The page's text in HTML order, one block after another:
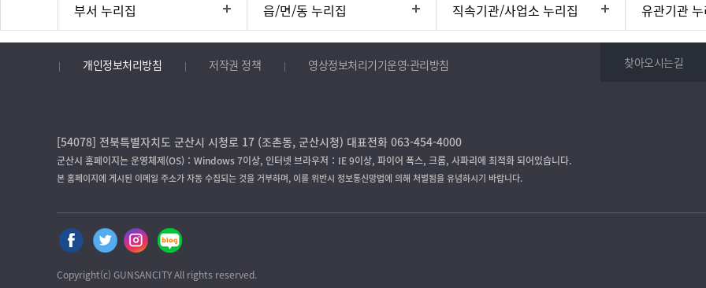
부서 누리집 읍/면/동 누리집 직속기관/사업소 누리집 유관기관
개인정보처리방침 저작권 정책 영상정보처리기기운영·관리방침 찾아오시는길
[54078] 전북특별자치도 군산시 시청로 17 (조촌동, 군산시청) 대표전화 063-454-4000
군산시 홈페이지는 운영체제(OS)：Windows 7이상, 인터넷 브라우저：IE 9이상, 파이어 폭스, 크롬, 사파리에 최적화 되어있습니다.
본 홈페이지에 게시된 이메일 주소가 자동 수집되는 것을 거부하며, 이를 위반시 정보통신망법에 의해 처벌됨을 유념하시기 바랍니다.
Copyright(c) GUNSANCITY All rights reserved.